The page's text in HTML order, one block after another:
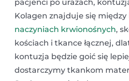
pacjenci po urazach,
Kolagen znajduje się
naczyniach krwionośnych,
kościach i tkance łącznej,
kontuzja będzie goić się
dostarczymy tkankom